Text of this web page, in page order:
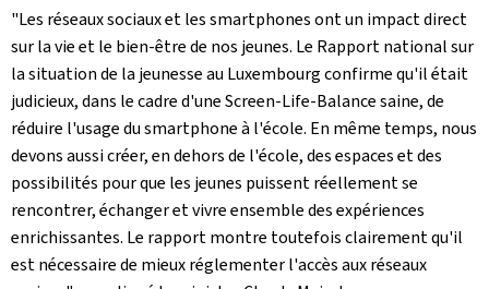
"Les réseaux sociaux et les smartphones ont un impact direct
sur la vie et le bien-être de nos jeunes. Le Rapport national sur
la situation de la jeunesse au Luxembourg confirme qu'il était
judicieux, dans le cadre d'uneScreen-Life-Balancesaine, de
réduire l'usage du smartphone à l'école. En même temps, nous
devons aussi créer, en dehors de l'école, des espaces et des
possibilités pour que les jeunes puissent réellement se
rencontrer, échanger et vivre ensemble des expériences
enrichissantes. Le rapport montre toutefois clairement qu'il
est nécessaire de mieux réglementer l'accès aux réseaux